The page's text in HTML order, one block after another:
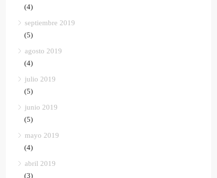
(4)
septiembre 2019
(5)
agosto 2019
(4)
julio 2019
(5)
junio 2019
(5)
mayo 2019
(4)
abril 2019
(3)